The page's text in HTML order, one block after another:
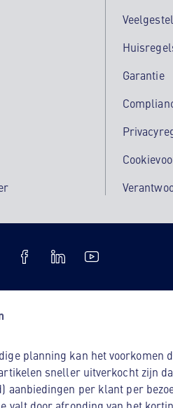
Garantie
planning kan het
sneller uitverkocht zijn
aanbiedingen per klant per